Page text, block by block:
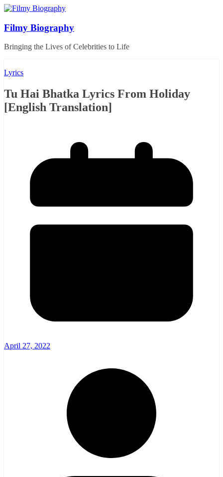
Skip
content
Filmy Biography
Bringing the Lives of Celebrities to Life
Lyrics
Tu Hai Bhatka Lyrics From Holiday
[English Translation]
April 27, 2022